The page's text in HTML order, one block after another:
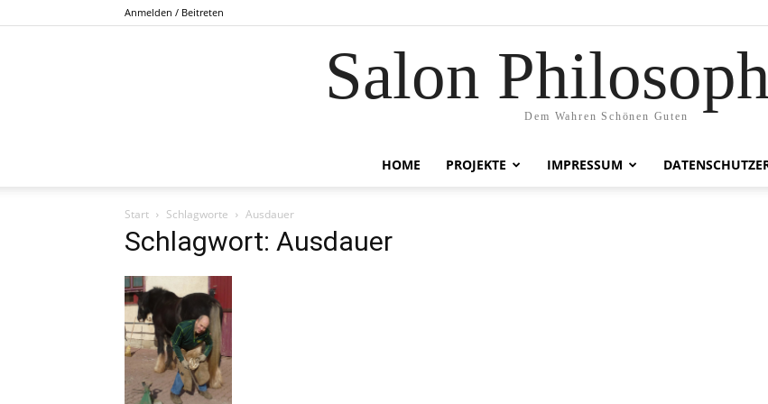
Anmelden / Beitreten
Salon
Dem Wahren Schönen Guten
HOME PROJEKTE IMPRESSUM
Start Schlagworte Ausdauer
Schlagwort: Ausdauer